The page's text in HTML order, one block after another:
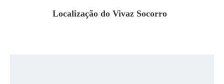
Localização do Vivaz Socorro